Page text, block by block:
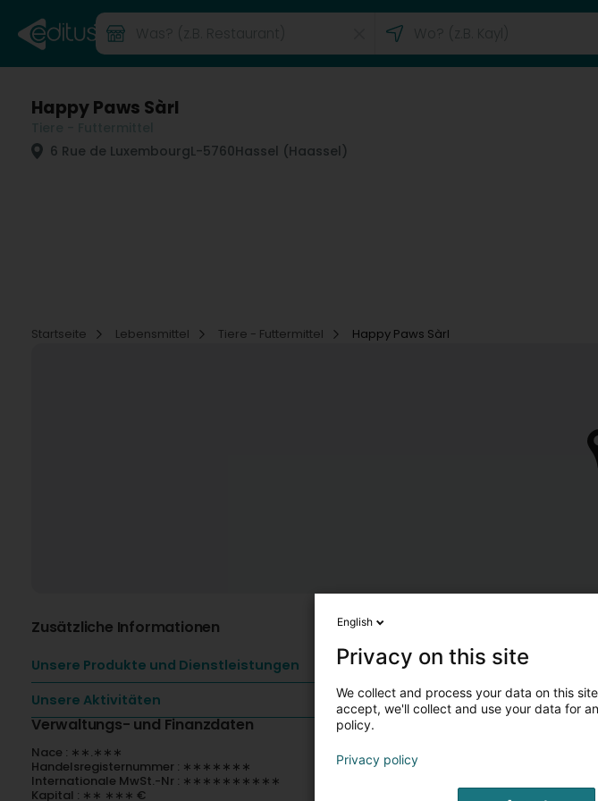
Happy Paws Sàrl
6 Rue de LuxembourgL-5760Hassel (Haassel)
Startseite
Lebensmittel Tiere - Futtermittel Happy Paws Sàrl
Zusätzliche Informationen
Unsere Produkte und Dienstleistungen
Unsere Aktivitäten
Verwaltungs- und Finanzdaten
Nace : ∗∗.∗∗∗
Handelsregisternummer : ∗∗∗∗∗∗∗
Internationale MwSt.-Nr : ∗∗∗∗∗∗∗∗∗∗
Kapital : ∗∗ ∗∗∗ €
English
Privacy on this site
We collect and process your data on this
accept, we'll collect and use your data for
policy.
Privacy policy